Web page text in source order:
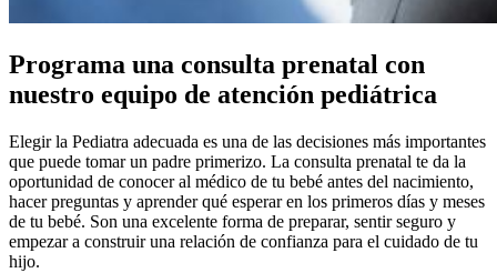
Programa una consulta prenatal con
nuestro equipo de atención pediátrica
Elegir la Pediatra adecuada es una de las decisiones más importantes
que puede tomar un padre primerizo. La consulta prenatal te da la
oportunidad de conocer al médico de tu bebé antes del nacimiento,
hacer preguntas y aprender qué esperar en los primeros días y meses
de tu bebé. Son una excelente forma de preparar, sentir seguro y
empezar a construir una relación de confianza para el cuidado de tu
hijo.